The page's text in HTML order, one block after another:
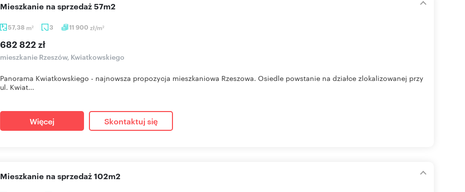
57,38 m2 3 11 900 zł/m2
mieszkanie na sprzedaż 57m2
682 822 zł
mieszkanie Rzeszów, Kwiatkowskiego
Panorama Kwiatkowskiego - najnowsza propozycja mieszkaniowa Rzeszowa. Osiedle powstanie na działce zlokalizowanej przy
ul. Kwiat...
Więcej Skontaktuj się
mieszkanie na sprzedaż 102m2